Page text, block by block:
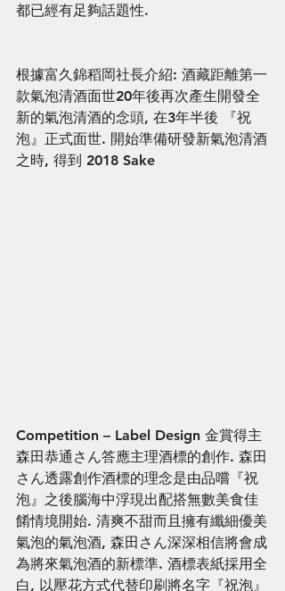
都已經有足夠話題性.
根據富久錦稻岡社長介紹: 酒藏距離第一
款氣泡清酒面世20年後再次產生開發全
新的氣泡清酒的念頭, 在3年半後 『祝
泡』正式面世. 開始準備研發新氣泡清酒
之時, 得到 2018 Sake
Competition – Label Design 金賞得主
森田恭通さん答應主理酒標的創作. 森田
さん透露創作酒標的理念是由品嚐『祝
泡』之後腦海中浮現出配搭無數美食佳
餚情境開始. 清爽不甜而且擁有纖細優美
氣泡的氣泡酒, 森田さん深深相信將會成
為將來氣泡酒的新標準. 酒標表紙採用全
白, 以壓花方式代替印刷將名字『祝泡』